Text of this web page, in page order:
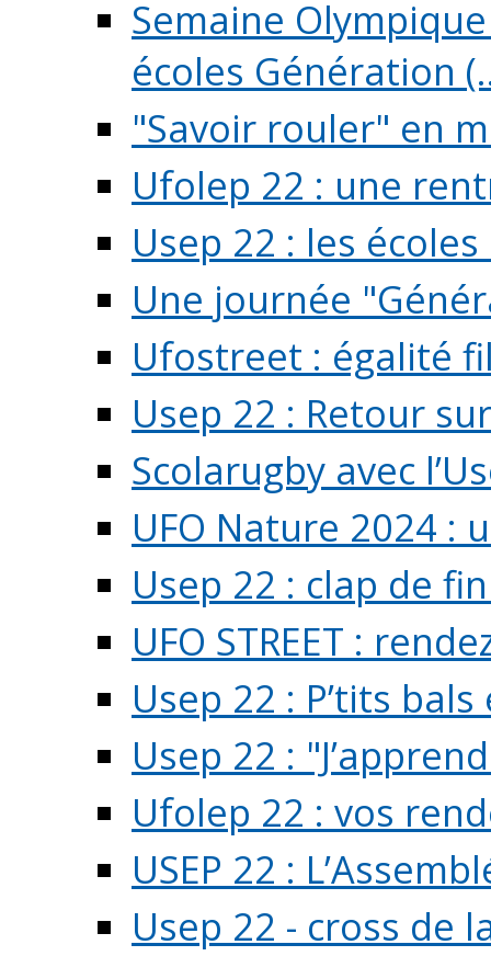
Semaine
écoles Génération
"Savoir rouler" en
Ufolep 22 : une
Usep 22 : les
Une journée
Ufostreet : égalité
Usep 22 : Retour
Scolarugby avec
UFO Nature 2024 :
Usep 22 : clap de
UFO STREET :
Usep 22 : P’tits
Usep 22 :
Ufolep 22 : vos
USEP 22 :
Usep 22 - cross de